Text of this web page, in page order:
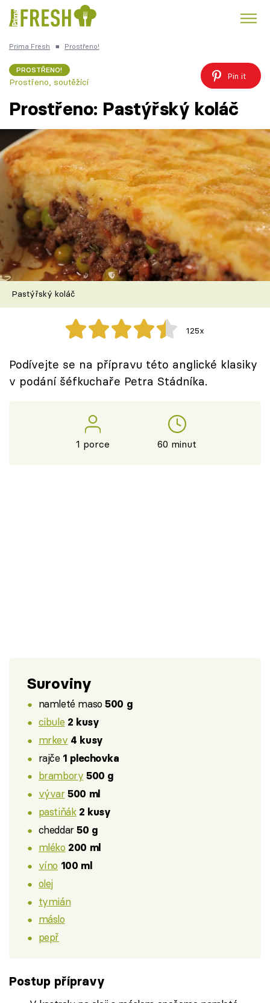
Česká kuchyně
Témata
Recepty
Články
TV Program
Škola vaření
Recepty z TV
Speciál: Cuketa
Těhotnej kuchař
Přihlášení
Prima Fresh ■ Prostřeno!
PROSTŘENO!
Prostřeno, soutěžící
Pin it
Prostřeno: Pastýřský koláč
Pastýřský koláč
125x
Podívejte se na přípravu této anglické klasiky
v podání šéfkuchaře Petra Stádníka.
1 porce 60 minut
Suroviny
namleté maso500 g
cibule 2 kusy
mrkev 4 kusy
rajče 1 plechovka
brambory 500 g
vývar 500 ml
pastiňák 2 kusy
cheddar50 g
mléko 200 ml
víno 100 ml
olej
tymián
máslo
pepř
Postup přípravy